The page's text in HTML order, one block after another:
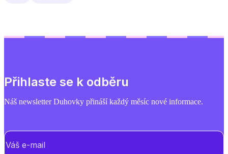
Přihlaste se k odběru
Náš newsletter Duhovky přináší každý měsíc nové informace.
E-mail